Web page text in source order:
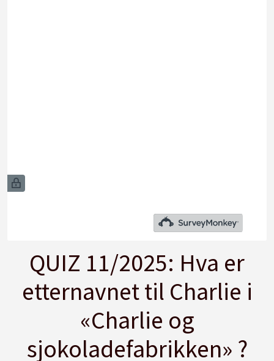
QUIZ 11/2025: Hva er
etternavnet til Charlie i
«Charlie og
sjokoladefabrikken» ?